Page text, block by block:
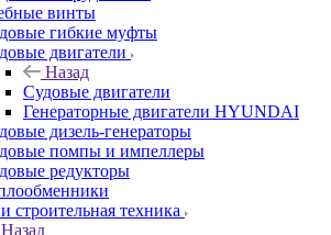
винты
гибкие муфты
двигатели
Назад
Судовые двигатели
Генераторные двигатели HYUNDAI
дизель-генераторы
помпы и импеллеры
редукторы
строительная техника
Назад